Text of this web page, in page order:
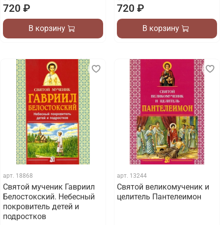
720 ₽
В корзину
720 ₽
В корзину
арт. 18868
Святой мученик Гавриил
Белостокский. Небесный
покровитель детей и
подростков
арт. 13244
Святой великомученик и
целитель Пантелеимон